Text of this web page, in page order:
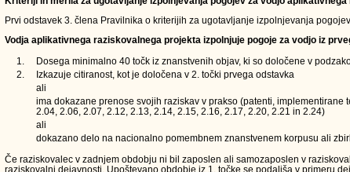
Prvi odstavek 3. člena Pravilnika o kriterijih za ugotavljanje izpolnjevanja
Vodja aplikativnega raziskovalnega projekta izpolnjuje pogoje za vodjo iz
1.
Dosega minimalno 40 točk iz znanstvenih objav, ki so določene v
2.
Izkazuje citiranost, kot je določena v 2. točki prvega odstavka
ali
ima dokazane prenose svojih raziskav v prakso (patenti,
2.04, 2.06, 2.07, 2.12, 2.13, 2.14, 2.15, 2.16, 2.17, 2.20, 2.21 in 2.24)
ali
dokazano delo na nacionalno pomembnem znanstvenem korpusu ali
Če raziskovalec v zadnjem obdobju ni bil zaposlen ali samozaposlen v
raziskovalni dejavnosti. Upoštevano obdobje iz 1. točke se podaljša v primeru